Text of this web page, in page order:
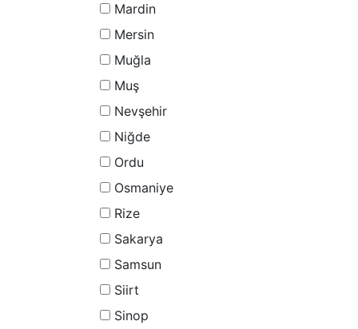
Mardin
Mersin
Muğla
Muş
Nevşehir
Niğde
Ordu
Osmaniye
Rize
Sakarya
Samsun
Siirt
Sinop